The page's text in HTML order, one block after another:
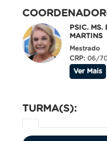
PSIC. MS.
MARTINS
Mestrado
CRP: 06/
Ver Mais
TURMA(S):